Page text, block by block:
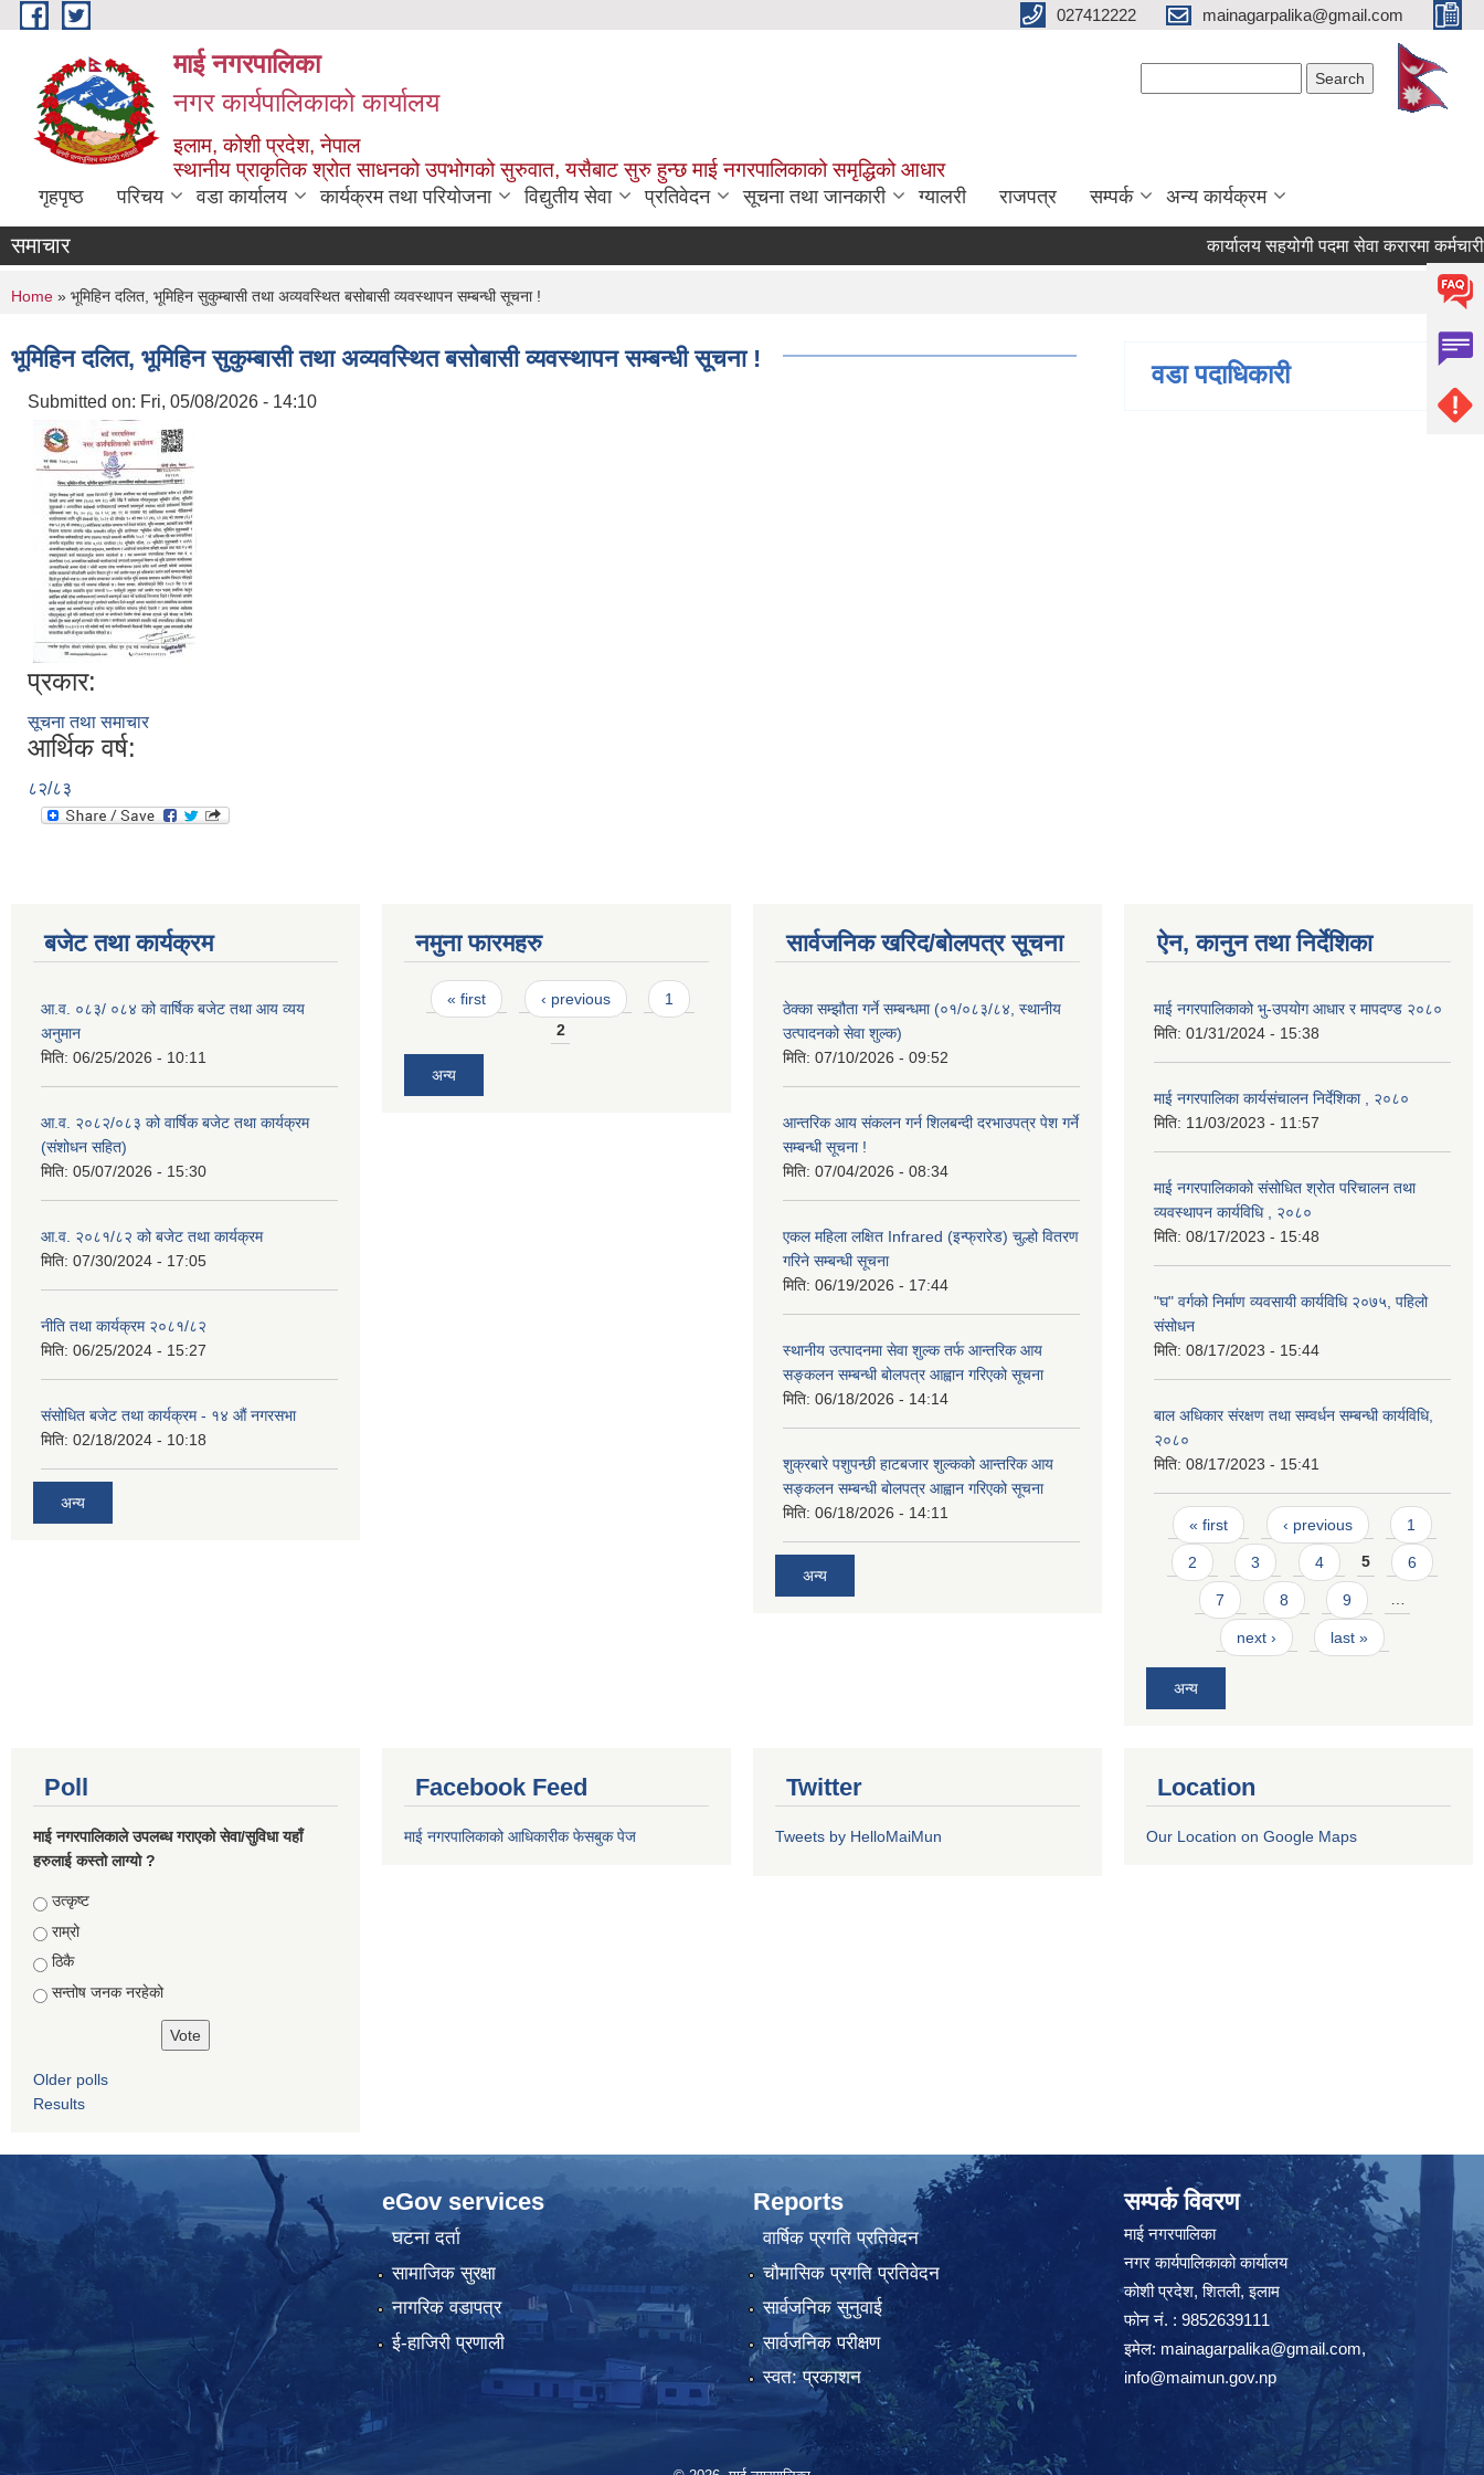
Skip to main content 027412222 mainagarpalika@gmail.com
माई नगरपालिका
नगर कार्यपालिकाको कार्यालय
इलाम, कोशी प्रदेश, नेपाल
स्थानीय प्राकृतिक श्रोत साधनको उपभोगको सुरुवात, यसैबाट सुरु हुन्छ माई नगरपालिकाको समृद्धिको आधार
गृहपृष्ठ परिचय वडा कार्यालय कार्यक्रम तथा परियोजना विद्युतीय सेवा प्रतिवेदन सूचना तथा जानकारी ग्यालरी राजपत्र सम्पर्क अन्य कार्यक्रम
समाचार कार्यालय सहयोगी पदमा सेवा करारमा कर्मचारी
You are here
Home » भूमिहिन दलित, भूमिहिन सुकुम्बासी तथा अव्यवस्थित बसोबासी व्यवस्थापन सम्बन्धी सूचना !
भूमिहिन दलित, भूमिहिन सुकुम्बासी तथा अव्यवस्थित बसोबासी व्यवस्थापन सम्बन्धी सूचना !
Submitted on: Fri, 05/08/2026 - 14:10
प्रकार:
सूचना तथा समाचार
आर्थिक वर्ष:
८२/८३
वडा पदाधिकारी
बजेट तथा कार्यक्रम
आ.व. ०८३/ ०८४ को वार्षिक बजेट तथा आय व्यय
अनुमान
मिति: 06/25/2026 - 10:11
आ.व. २०८२/०८३ को वार्षिक बजेट तथा कार्यक्रम
(संशोधन सहित)
मिति: 05/07/2026 - 15:30
आ.व. २०८१/८२ को बजेट तथा कार्यक्रम
मिति: 07/30/2024 - 17:05
नीति तथा कार्यक्रम २०८१/८२
मिति: 06/25/2024 - 15:27
संसोधित बजेट तथा कार्यक्रम - १४ औं नगरसभा
मिति: 02/18/2024 - 10:18
अन्य
नमुना फारमहरु
Pages
« first ‹ previous
1
2
अन्य
सार्वजनिक खरिद/बोलपत्र सूचना
ठेक्का सम्झौता गर्ने सम्बन्धमा (०१/०८३/८४, स्थानीय
उत्पादनको सेवा शुल्क)
मिति: 07/10/2026 - 09:52
आन्तरिक आय संकलन गर्न शिलबन्दी दरभाउपत्र पेश गर्ने
सम्बन्धी सूचना !
मिति: 07/04/2026 - 08:34
एकल महिला लक्षित Infrared (इन्फ्रारेड) चुल्हो वितरण
गरिने सम्बन्धी सूचना
मिति: 06/19/2026 - 17:44
स्थानीय उत्पादनमा सेवा शुल्क तर्फ आन्तरिक आय
सङ्कलन सम्बन्धी बोलपत्र आह्वान गरिएको सूचना
मिति: 06/18/2026 - 14:14
शुक्रबारे पशुपन्छी हाटबजार शुल्कको आन्तरिक आय
सङ्कलन सम्बन्धी बोलपत्र आह्वान गरिएको सूचना
मिति: 06/18/2026 - 14:11
अन्य
ऐन, कानुन तथा निर्देशिका
माई नगरपालिकाको भु-उपयोग आधार र मापदण्ड २०८०
मिति: 01/31/2024 - 15:38
माई नगरपालिका कार्यसंचालन निर्देशिका , २०८०
मिति: 11/03/2023 - 11:57
माई नगरपालिकाको संसोधित श्रोत परिचालन तथा
व्यवस्थापन कार्यविधि , २०८०
मिति: 08/17/2023 - 15:48
"घ" वर्गको निर्माण व्यवसायी कार्यविधि २०७५, पहिलो
संसोधन
मिति: 08/17/2023 - 15:44
बाल अधिकार संरक्षण तथा सम्वर्धन सम्बन्धी कार्यविधि,
२०८०
मिति: 08/17/2023 - 15:41
Pages
« first ‹ previous 1
2 3 4 5 6
7 8 9 …
next › last »
अन्य
Poll
माई नगरपालिकाले उपलब्ध गराएको सेवा/सुविधा यहाँ
हरुलाई कस्तो लाग्यो ?
Choices
उत्कृष्ट
राम्रो
ठिकै
सन्तोष जनक नरहेको
Older polls
Results
Facebook Feed
माई नगरपालिकाको आधिकारीक फेसबुक पेज
Twitter
Tweets by HelloMaiMun
Location
Our Location on Google Maps
eGov services
घटना दर्ता
सामाजिक सुरक्षा
नागरिक वडापत्र
ई-हाजिरी प्रणाली
Reports
वार्षिक प्रगति प्रतिवेदन
चौमासिक प्रगति प्रतिवेदन
सार्वजनिक सुनुवाई
सार्वजनिक परीक्षण
स्वत: प्रकाशन
सम्पर्क विवरण
माई नगरपालिका
नगर कार्यपालिकाको कार्यालय
कोशी प्रदेश, शितली, इलाम
फोन नं. : 9852639111
इमेल: mainagarpalika@gmail.com,
info@maimun.gov.np